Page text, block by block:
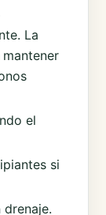
La
el
si